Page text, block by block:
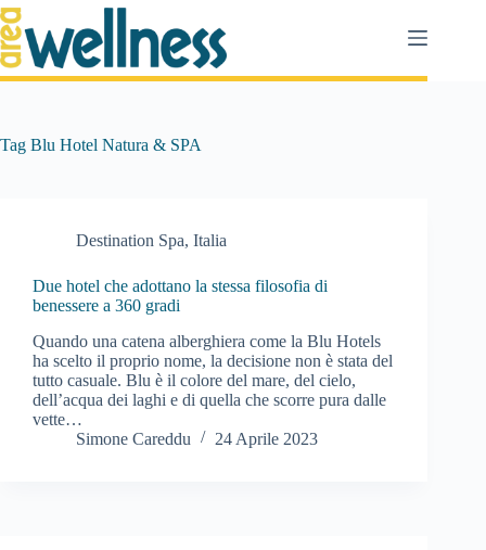
Salta
al
contenuto
Tag Blu Hotel Natura & SPA
Destination Spa, Italia
Due hotel che adottano la stessa filosofia di
benessere a 360 gradi
Quando una catena alberghiera come la Blu Hotels
ha scelto il proprio nome, la decisione non è stata del
tutto casuale. Blu è il colore del mare, del cielo,
dell’acqua dei laghi e di quella che scorre pura dalle
vette…
Simone Careddu
24 Aprile 2023